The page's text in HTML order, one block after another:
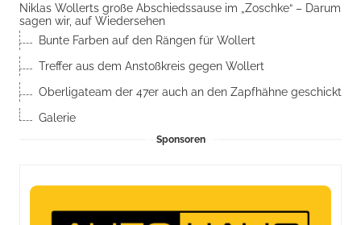
Niklas Wollerts große Abschiedssause im „Zoschke“ – Darum
sagen wir, auf Wiedersehen
Bunte Farben auf den Rängen für Wollert
Treffer aus dem Anstoßkreis gegen Wollert
Oberligateam der 47er auch an den Zapfhähne geschickt
Galerie
Sponsoren